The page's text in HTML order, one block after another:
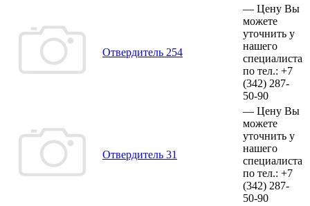
Отвердитель 254
— Цену Вы
можете
уточнить у
нашего
специалиста
по тел.: +7
(342) 287-
50-90
Отвердитель 31
— Цену Вы
можете
уточнить у
нашего
специалиста
по тел.: +7
(342) 287-
50-90